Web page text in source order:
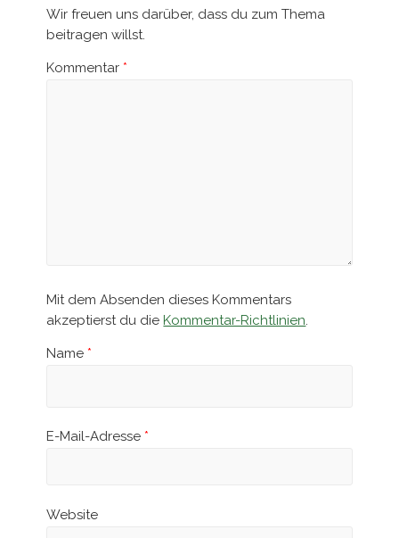
Wir freuen uns darüber, dass du zum Thema
beitragen willst.
Kommentar *
Mit dem Absenden dieses Kommentars
akzeptierst du dieKommentar-Richtlinien.
Name *
E-Mail-Adresse *
Website